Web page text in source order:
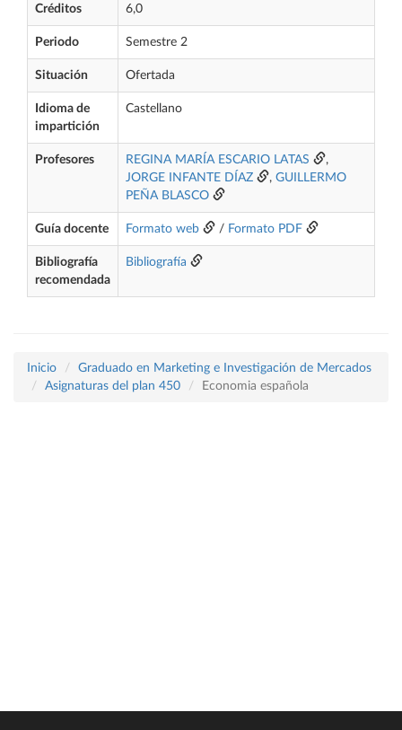
Créditos 6,0
Periodo Semestre 2
Situación Ofertada
Idioma de
impartición
Castellano
Profesores REGINA MARÍA ESCARIO LATAS
,
JORGE INFANTE DÍAZ
, GUILLERMO
PEÑA BLASCO
Guía docente Formato web / Formato PDF
Bibliografía
recomendada
Bibliografía
Inicio
Graduado en Marketing e Investigación de Mercados
Asignaturas del plan 450
Economia española